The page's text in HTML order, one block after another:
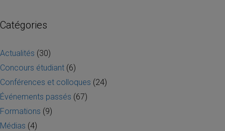
Catégories
Actualités (30)
Concours étudiant (6)
Conférences et colloques (24)
Événements passés (67)
Formations (9)
Médias (4)